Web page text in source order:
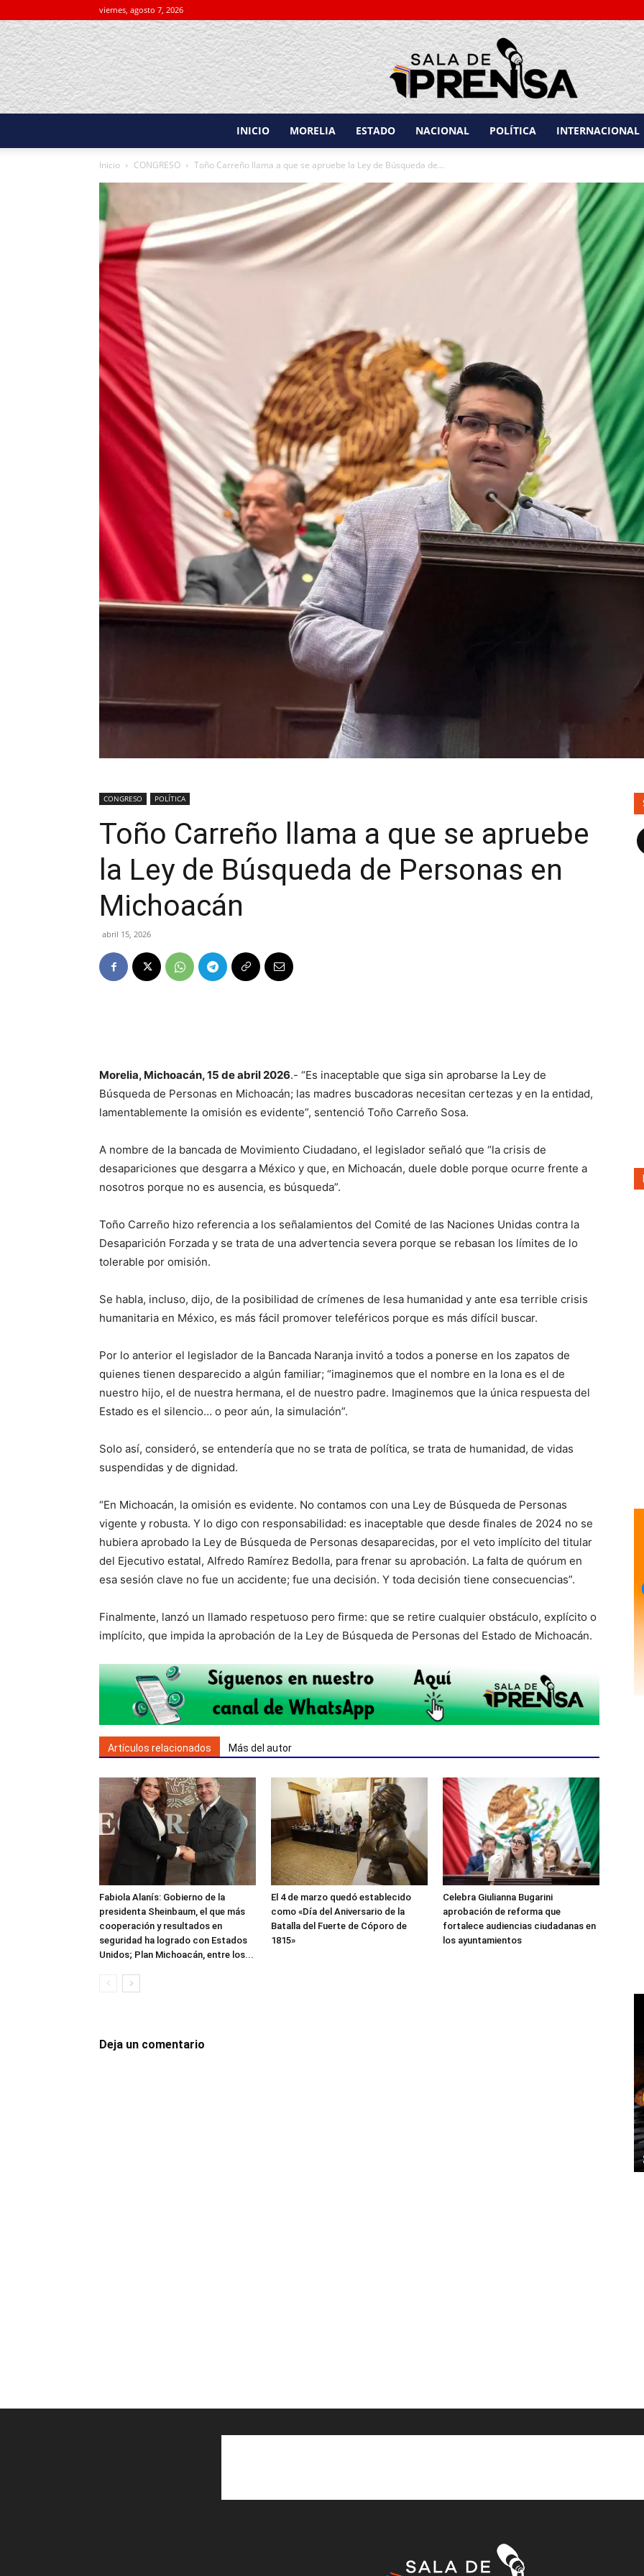
viernes, agosto 7, 2026
Noticias
INICIO MORELIA ESTADO NACIONAL POLÍTICA INTERNACIONAL
Inicio CONGRESO Toño Carreño llama a que se apruebe la Ley de Búsqueda de...
CONGRESO POLÍTICA
Toño Carreño llama a que se apruebe
la Ley de Búsqueda de Personas en
Michoacán
abril 15, 2026
Morelia, Michoacán, 15 de abril 2026.- “Es inaceptable que siga sin aprobarse la Ley de
Búsqueda de Personas en Michoacán; las madres buscadoras necesitan certezas y en la entidad,
lamentablemente la omisión es evidente”, sentenció Toño Carreño Sosa.
A nombre de la bancada de Movimiento Ciudadano, el legislador señaló que “la crisis de
desapariciones que desgarra a México y que, en Michoacán, duele doble porque ocurre frente a
nosotros porque no es ausencia, es búsqueda”.
Toño Carreño hizo referencia a los señalamientos del Comité de las Naciones Unidas contra la
Desaparición Forzada y se trata de una advertencia severa porque se rebasan los límites de lo
tolerable por omisión.
Se habla, incluso, dijo, de la posibilidad de crímenes de lesa humanidad y ante esa terrible crisis
humanitaria en México, es más fácil promover teleféricos porque es más difícil buscar.
Por lo anterior el legislador de la Bancada Naranja invitó a todos a ponerse en los zapatos de
quienes tienen desparecido a algún familiar; “imaginemos que el nombre en la lona es el de
nuestro hijo, el de nuestra hermana, el de nuestro padre. Imaginemos que la única respuesta del
Estado es el silencio… o peor aún, la simulación”.
Solo así, consideró, se entendería que no se trata de política, se trata de humanidad, de vidas
suspendidas y de dignidad.
“En Michoacán, la omisión es evidente. No contamos con una Ley de Búsqueda de Personas
vigente y robusta. Y lo digo con responsabilidad: es inaceptable que desde finales de 2024 no se
hubiera aprobado la Ley de Búsqueda de Personas desaparecidas, por el veto implícito del titular
del Ejecutivo estatal, Alfredo Ramírez Bedolla, para frenar su aprobación. La falta de quórum en
esa sesión clave no fue un accidente; fue una decisión. Y toda decisión tiene consecuencias”.
Finalmente, lanzó un llamado respetuoso pero firme: que se retire cualquier obstáculo, explícito o
implícito, que impida la aprobación de la Ley de Búsqueda de Personas del Estado de Michoacán.
Artículos relacionados Más del autor
Fabiola Alanís: Gobierno de la
presidenta Sheinbaum, el que más
cooperación y resultados en
seguridad ha logrado con Estados
Unidos; Plan Michoacán, entre los...
El 4 de marzo quedó establecido
como «Día del Aniversario de la
Batalla del Fuerte de Cóporo de
1815»
Celebra Giulianna Bugarini
aprobación de reforma que
fortalece audiencias ciudadanas en
los ayuntamientos
Deja un comentario